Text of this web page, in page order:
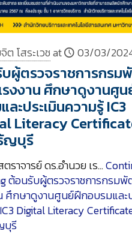
ต โสระเวชat 03/03/
ผู้ตรวจราชการกร
งงาน ศึกษาดูงานศู
ละประเมินความรู้ IC3
Literacy
ญบุรี
ราจารย์ ดร.อำนวย เร…
ต้อนรับผู้ตรวจราชการกรม
ศึกษาดูงานศูนย์ฝึกอบรมและ
Digital Literacy
บุรี